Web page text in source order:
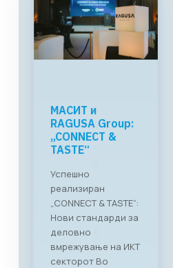
МАСИТ и
RAGUSA Group:
„CONNECT &
TASTE“
Успешно
реализиран
„CONNECT & TASTE“:
Нови стандарди за
деловно
вмрежување на ИКТ
секторот Во